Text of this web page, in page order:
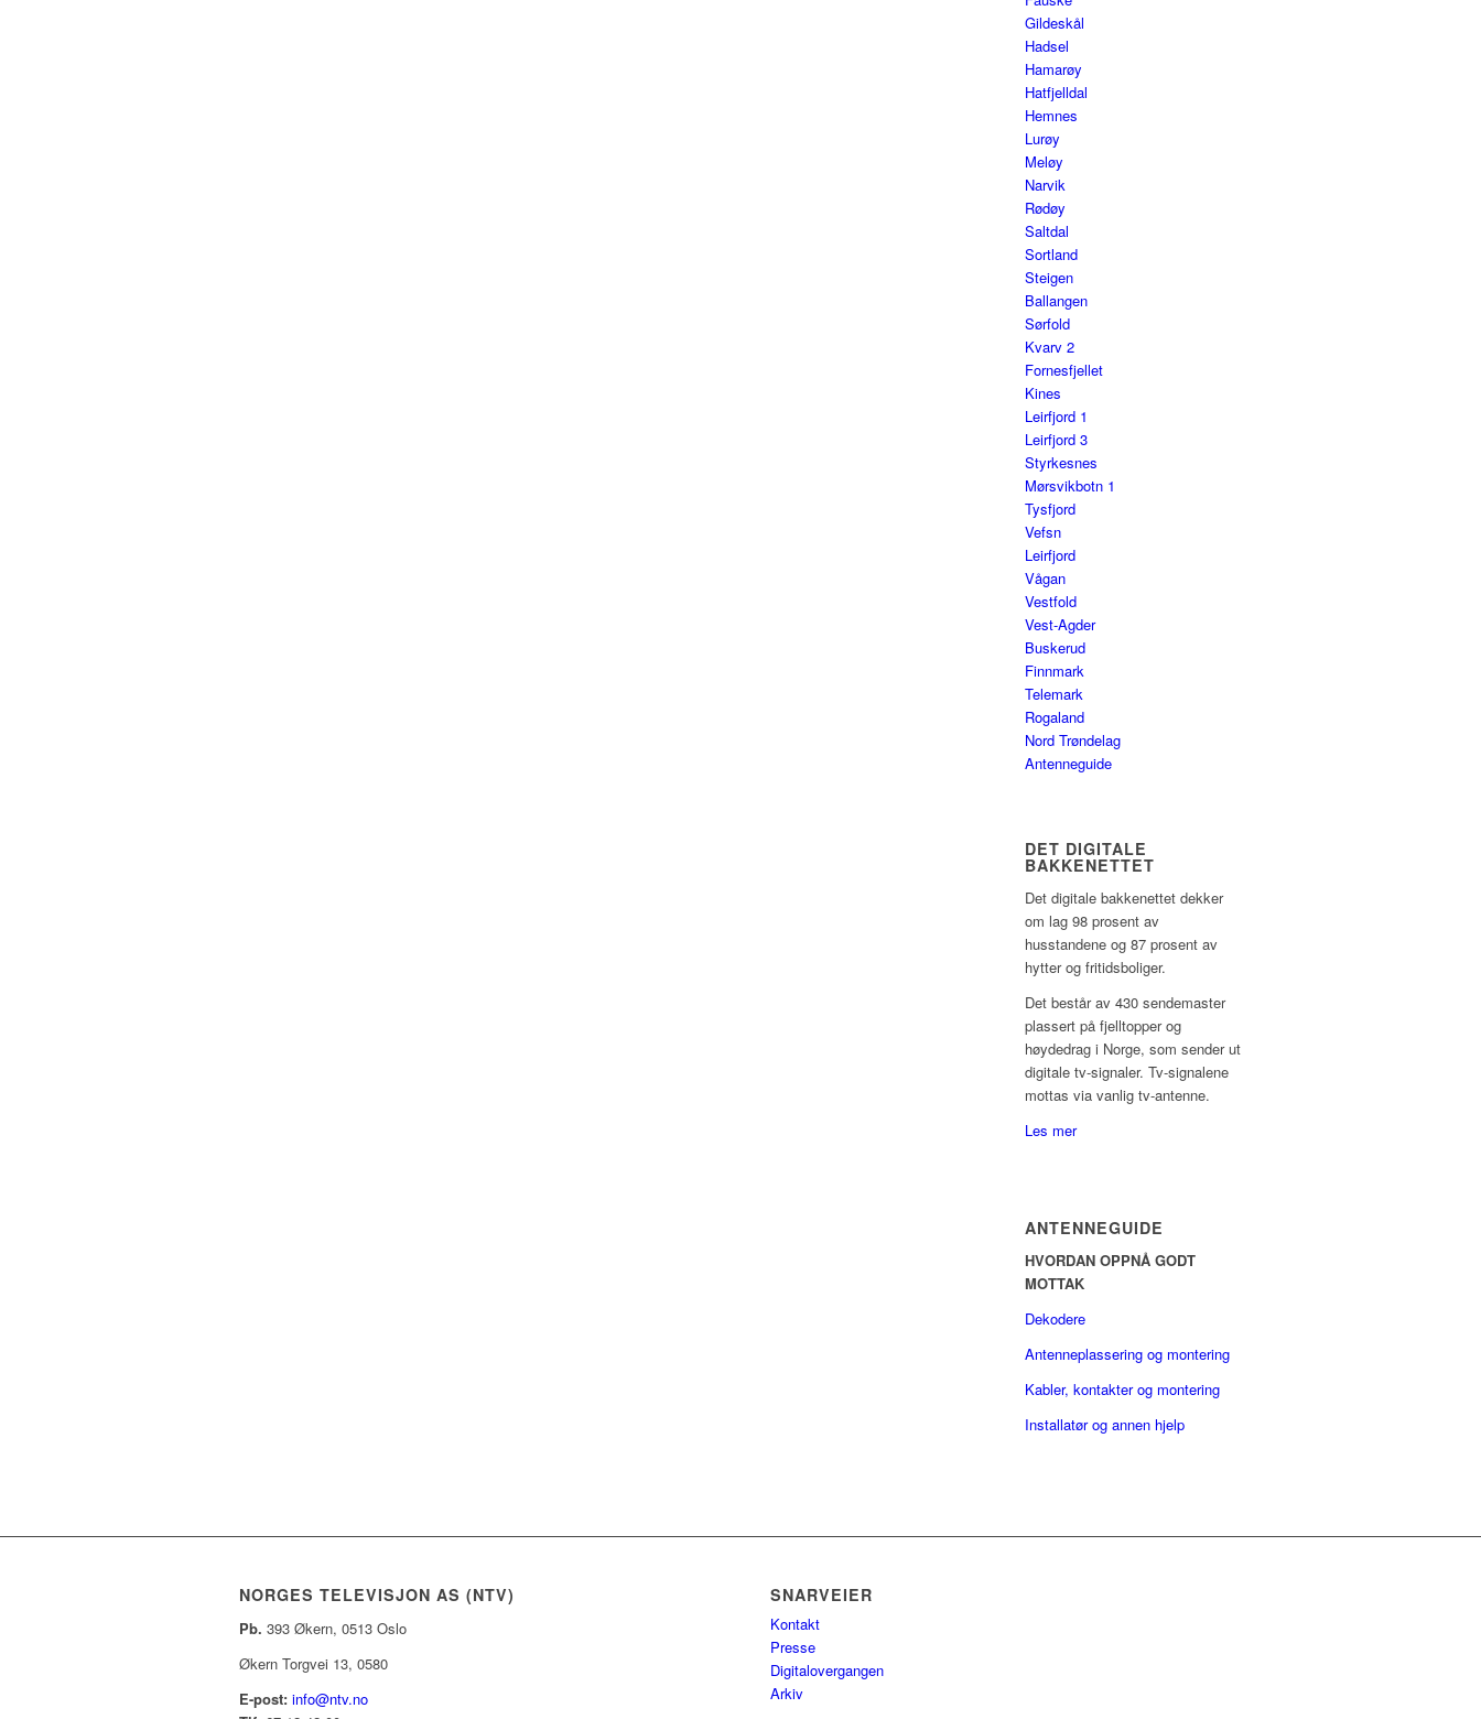
Gildeskål
Hadsel
Hamarøy
Hatfjelldal
Hemnes
Lurøy
Meløy
Narvik
Rødøy
Saltdal
Sortland
Steigen
Ballangen
Sørfold
Kvarv 2
Fornesfjellet
Kines
Leirfjord 1
Leirfjord 3
Styrkesnes
Mørsvikbotn 1
Tysfjord
Vefsn
Leirfjord
Vågan
Vestfold
Vest-Agder
Buskerud
Finnmark
Telemark
Rogaland
Nord Trøndelag
Antenneguide
DET DIGITALE
BAKKENETTET
Det digitale bakkenettet dekker
om lag 98 prosent av
husstandene og 87 prosent av
hytter og fritidsboliger.
Det består av 430 sendemaster
plassert på fjelltopper og
høydedrag i Norge, som sender ut
digitale tv-signaler. Tv-signalene
mottas via vanlig tv-antenne.
Les mer
ANTENNEGUIDE
HVORDAN OPPNÅ GODT
MOTTAK
Dekodere
Antenneplassering og montering
Kabler, kontakter og montering
Installatør og annen hjelp
NORGES TELEVISJON AS (NTV)
Pb. 393 Økern, 0513 Oslo
Økern Torgvei 13, 0580
E-post: info@ntv.no
SNARVEIER
Kontakt
Presse
Digitalovergangen
Arkiv